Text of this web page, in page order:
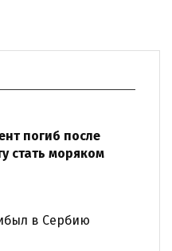
погиб после
стать моряком
в Сербию